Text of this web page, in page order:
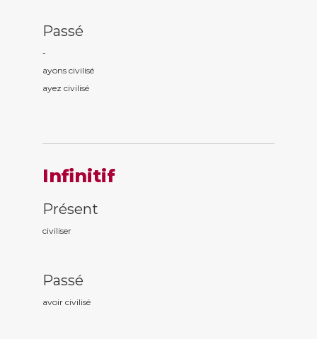
Passé
-
ayons civilisé
ayez civilisé
Infinitif
Présent
civiliser
Passé
avoir civilisé